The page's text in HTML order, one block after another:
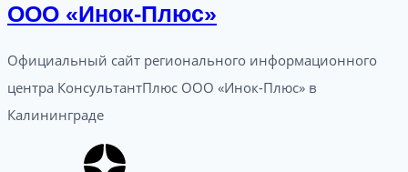
ООО «Инок-Плюс»
Официальный сайт регионального информационного
центра КонсультантПлюс ООО «Инок-Плюс» в
Калининграде